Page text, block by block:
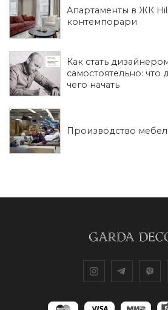
Апартаменты в ЖК
контемпорари
Как стать
самостоятельно: что
чего начать
Производство